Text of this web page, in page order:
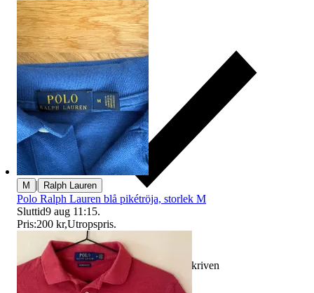
Ersättning om varan inte är som beskriven
M | Ralph Lauren
Polo Ralph Lauren blå pikétröja, storlek M
Sluttid9 aug 11:15.
Pris:200 kr,Utropspris.